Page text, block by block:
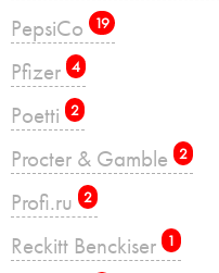
PepsiCo 19
Pfizer 4
Poetti 2
Procter & Gamble 2
Profi.ru 2
Reckitt Benckiser 1